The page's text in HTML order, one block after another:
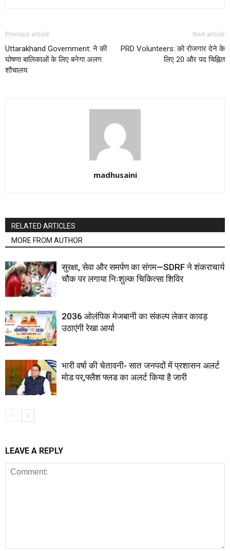
Previous article
Uttarakhand Government: ने की
घोषणा बालिकाओं के लिए बनेगा अलग
शौचालय
Next article
PRD Volunteers: को रोजगार देने के
लिए 20 और पद चिह्नित
madhusaini
RELATED ARTICLES
MORE FROM AUTHOR
सुरक्षा, सेवा और समर्पण का संगम—SDRF ने शंकराचार्य
चौक पर लगाया निःशुल्क चिकित्सा शिविर
2036 ओलंपिक मेजबानी का संकल्प लेकर कावड़
उठाएंगी रेखा आर्या
भारी वर्षा की चेतावनी- सात जनपदों में प्रशासन अलर्ट
मोड पर,फ्लैश फ्लड का अलर्ट किया है जारी
LEAVE A REPLY